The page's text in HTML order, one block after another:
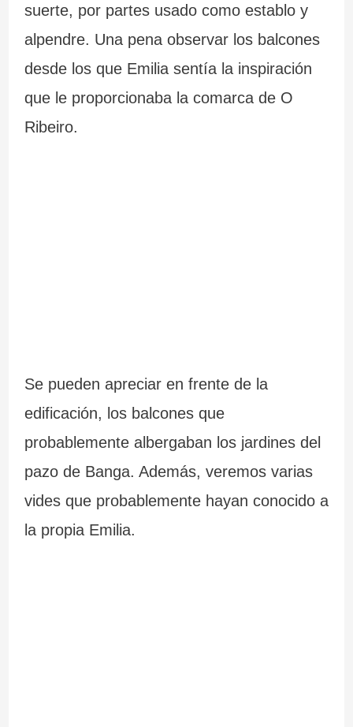
suerte, por partes usado como establo y
alpendre. Una pena observar los balcones
desde los que Emilia sentía la inspiración
que le proporcionaba la comarca de O
Ribeiro.
Se pueden apreciar en frente de la
edificación, los balcones que
probablemente albergaban los jardines del
pazo de Banga. Además, veremos varias
vides que probablemente hayan conocido a
la propia Emilia.